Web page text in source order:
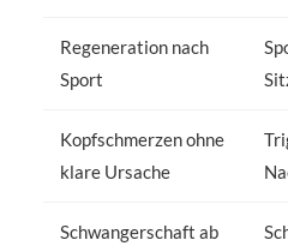
Regeneration nach
Sport
Kopfschmerzen ohne
klare Ursache
Schwangerschaft ab